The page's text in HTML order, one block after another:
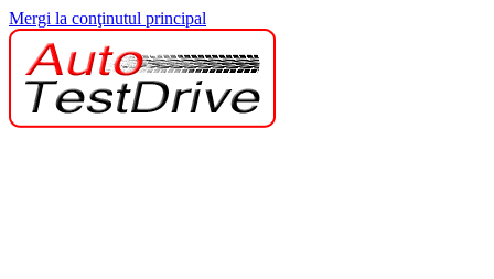
Mergi la conţinutul principal